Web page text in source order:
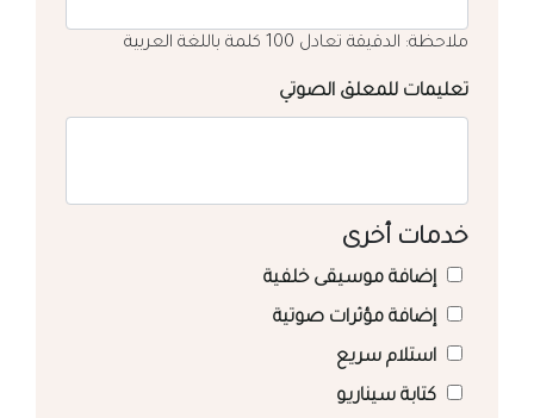
ملاحظة: الدقيقة تعادل 100 كلمة باللغة العربية
تعليمات للمعلق الصوتي
خدمات أخرى
إضافة موسيقى خلفية
إضافة مؤثرات صوتية
استلام سريع
كتابة سيناريو